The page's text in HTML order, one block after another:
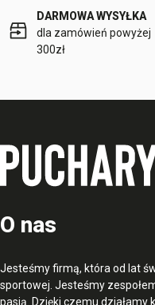
DARMOWA WYSYŁKA
dla zamówień powyżej
300zł
O nas
Jesteśmy firmą, która od lat
sportowej. Jesteśmy
pasją. Dzięki czemu działamy